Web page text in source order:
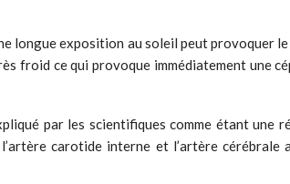
longue exposition au soleil peut provoquer
froid ce qui provoque immédiatement une
par les scientifiques comme étant
carotide interne et l’artère cérébrale